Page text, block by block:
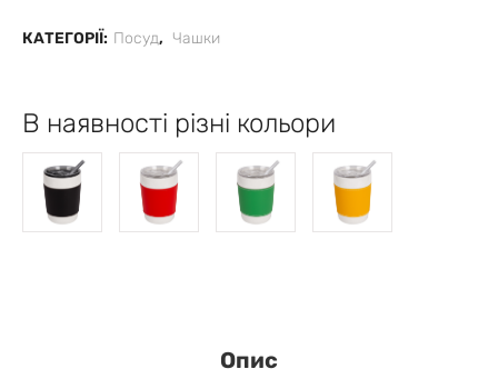
КАТЕГОРІЇ: Посуд, Чашки
В наявності різні кольори
Опис